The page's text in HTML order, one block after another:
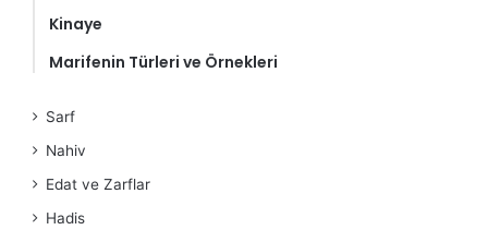
Kinaye
Marifenin Türleri ve Örnekleri
Sarf
Nahiv
Edat ve Zarflar
Hadis